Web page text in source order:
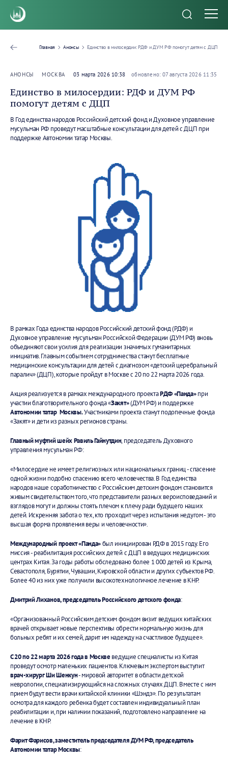
Главная Анонсы Единство в милосердии: РДФ и ДУМ РФ помогут детям с ДЦП
АНОНСЫ МОСКВА 03 марта 2026 10:38 обновлено: 07 августа 2026 11:35
Единство в милосердии: РДФ и ДУМ РФ
помогут детям с ДЦП
В Год единства народов Российский детский фонд и Духовное управление
мусульман РФ проведут масштабные консультации для детей с ДЦП при
поддержке Автономии татар Москвы.
В рамках Года единства народов Российский детский фонд (РДФ) и
Духовное управление мусульман Российской Федерации (ДУМ РФ) вновь
объединяют свои усилия для реализации значимых гуманитарных
инициатив. Главным событием сотрудничества станут бесплатные
медицинские консультации для детей с диагнозом «детский церебральный
паралич» (ДЦП), которые пройдут в Москве с 20 по 22 марта 2026 года.
Акция реализуется в рамках международного проектаРДФ «Панда»при
участии благотворительного фонда «Закят»(ДУМ РФ) и поддержке
Автономии татар Москвы.Участниками проекта станут подопечные фонда
«Закят» и дети из разных регионов страны.
Главный муфтий шейх Равиль Гайнутдин, председатель Духовного
управления мусульман РФ:
«Милосердие не имеет религиозных или национальных границ - спасение
одной жизни подобно спасению всего человечества. В Год единства
народов наше соработничество с Российским детским фондом становится
живым свидетельством того, что представители разных вероисповеданий и
взглядов могут и должны стоять плечом к плечу ради будущего наших
детей. Искренняя забота о тех, кто проходит через испытания недугом - это
высшая форма проявления веры и человечности».
Международный проект «Панда»был инициирован РДФ в 2015 году. Его
миссия - реабилитация российских детей с ДЦП в ведущих медицинских
центрах Китая. За годы работы обследовано более 1 000 детей из Крыма,
Севастополя, Бурятии, Чувашии, Кировской области и других субъектов РФ.
Более 40 из них уже получили высокотехнологичное лечение в КНР.
Дмитрий Лиханов, председатель Российского детского фонда:
«Организованный Российским детским фондом визит ведущих китайских
врачей открывает новые перспективы обрести нормальную жизнь для
больных ребят и их семей, дарит им надежду на счастливое будущее».
С 20 по 22 марта 2026 года в Москвеведущие специалисты из Китая
проведут осмотр маленьких пациентов. Ключевым экспертом выступит
врач-хирург Ши Шенкун- мировой авторитет в области детской
неврологии, специализирующийся на сложных случаях ДЦП. Вместе с ним
прием будут вести врачи китайской клиники «Шэндэ». По результатам
осмотра для каждого ребенка будет составлен индивидуальный план
реабилитации и, при наличии показаний, подготовлено направление на
лечение в КНР.
Фарит Фарисов, заместитель председателя ДУМ РФ, председатель
Автономии татар Москвы: